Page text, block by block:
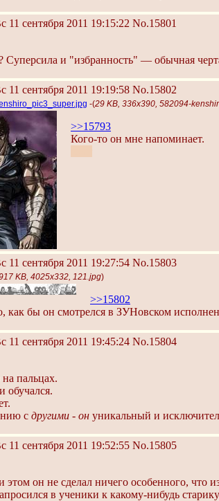
11 сентября 2011 19:15:22 No.15801
Суперсила и "избранность" — обычная
11 сентября 2011 19:19:58 No.15802
-(29 KB, 336x390, 582094-
>>15793
Кого-то он мне напоминает.
11 сентября 2011 19:27:54 No.15803
KB, 4025x332, 121.jpg)
>>15802
как бы он смотрелся в ЗУНовском
11 сентября 2011 19:45:24 No.15804
пальцах.
обучался.
с другими - он уникальный и
11 сентября 2011 19:52:55 No.15805
этом он не сделал ничего особенного, что
в ученики к какому-нибудь